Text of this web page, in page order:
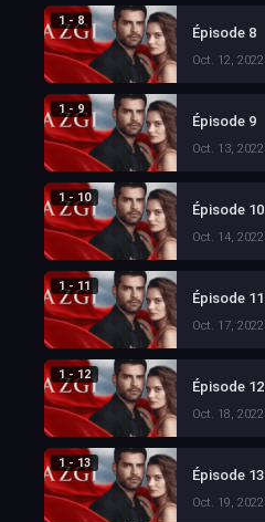
1 - 8
Épisode 8
Oct. 12, 2022
1 - 9
Épisode 9
Oct. 13, 2022
1 - 10
Épisode 10
Oct. 14, 2022
1 - 11
Épisode 11
Oct. 17, 2022
1 - 12
Épisode 12
Oct. 18, 2022
1 - 13
Épisode 13
Oct. 19, 2022